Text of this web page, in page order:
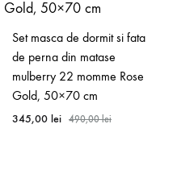
Set masca de dormit si fata
de perna din matase
mulberry 22 momme Rose
Gold, 50×70 cm
345,00 lei 490,00lei